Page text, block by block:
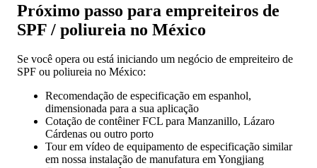
Próximo passo para empreiteiros de
SPF / poliureia no México
Se você opera ou está iniciando um negócio de empreiteiro de
SPF ou poliureia no México:
Recomendação de especificação em espanhol,
dimensionada para a sua aplicação
Cotação de contêiner FCL para Manzanillo, Lázaro
Cárdenas ou outro porto
Tour em vídeo de equipamento de especificação similar
em nossa instalação de manufatura em Yongjiang